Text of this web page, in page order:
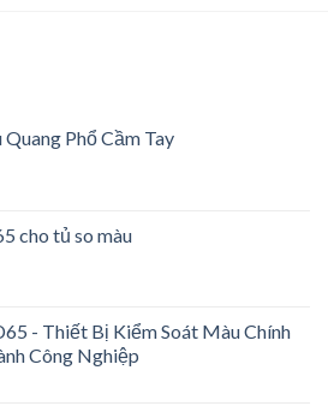
Phổ Cầm Tay
cho tủ so màu
- Thiết Bị Kiểm Soát Màu Chính
Công Nghiệp